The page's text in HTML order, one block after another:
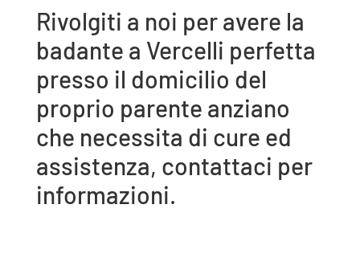
Rivolgiti a noi per avere la
badante a Vercelli perfetta
presso il domicilio del
proprio parente anziano
che necessita di cure ed
assistenza, contattaci per
informazioni.